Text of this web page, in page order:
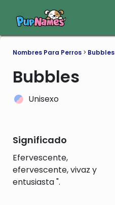
Nombres Para Perros > Bubbles
Bubbles
Unisexo
Significado
Efervescente,
efervescente, vivaz y
entusiasta ".